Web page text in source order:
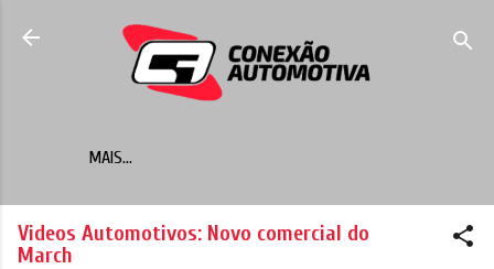
Pular para o conteúdo principal
MAIS…
Videos Automotivos: Novo comercial do
March